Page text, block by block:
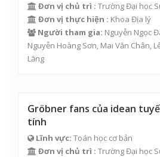
Đơn vị chủ trì : Trường Đại học
Đơn vị thực hiện : Khoa Địa lý
Người tham gia: Nguyễn Ngọc
Nguyễn Hoàng Sơn, Mai Văn Chân,
Lăng
Gröbner fans của idean
tính
Lĩnh vực: Toán học cơ bản
Đơn vị chủ trì : Trường Đại học